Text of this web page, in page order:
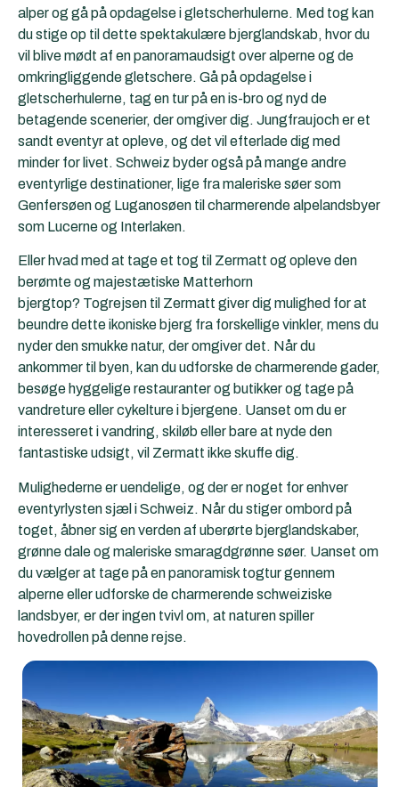
alper og gå på opdagelse i gletscherhulerne. Med tog kan
du stige op til dette spektakulære bjerglandskab, hvor du
vil blive mødt af en panoramaudsigt over alperne og de
omkringliggende gletschere. Gå på opdagelse i
gletscherhulerne, tag en tur på en is-bro og nyd de
betagende scenerier, der omgiver dig. Jungfraujoch er et
sandt eventyr at opleve, og det vil efterlade dig med
minder for livet. Schweiz byder også på mange andre
eventyrlige destinationer, lige fra maleriske søer som
Genfersøen og Luganosøen til charmerende alpelandsbyer
som Lucerne og Interlaken.
Eller hvad med at tage et tog til Zermatt og opleve den
berømte og majestætiske Matterhorn
bjergtop? Togrejsen til Zermatt giver dig mulighed for at
beundre dette ikoniske bjerg fra forskellige vinkler, mens du
nyder den smukke natur, der omgiver det. Når du
ankommer til byen, kan du udforske de charmerende gader,
besøge hyggelige restauranter og butikker og tage på
vandreture eller cykelture i bjergene. Uanset om du er
interesseret i vandring, skiløb eller bare at nyde den
fantastiske udsigt, vil Zermatt ikke skuffe dig.
Mulighederne er uendelige, og der er noget for enhver
eventyrlysten sjæl i Schweiz. Når du stiger ombord på
toget, åbner sig en verden af uberørte bjerglandskaber,
grønne dale og maleriske smaragdgrønne søer. Uanset om
du vælger at tage på en panoramisk togtur gennem
alperne eller udforske de charmerende schweiziske
landsbyer, er der ingen tvivl om, at naturen spiller
hovedrollen på denne rejse.